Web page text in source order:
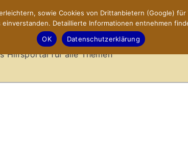
–
Hilfsportal für alle Themen
sowie Cookies von Drittanbietern (Google)
Detaillierte Informationen entnehmen
OK
Datenschutzerklärung